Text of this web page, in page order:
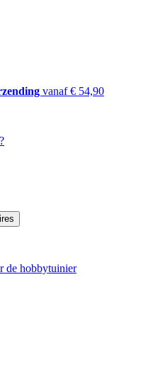
vanaf € 54,90
de hobbytuinier